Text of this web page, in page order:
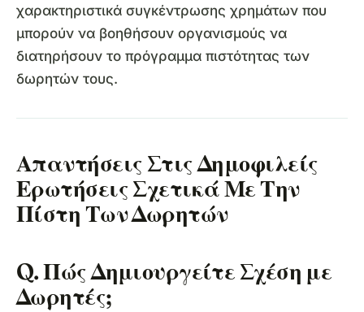
χαρακτηριστικά συγκέντρωσης χρημάτων που
μπορούν να βοηθήσουν οργανισμούς να
διατηρήσουν το πρόγραμμα πιστότητας των
δωρητών τους.
Απαντήσεις Στις Δημοφιλείς
Ερωτήσεις Σχετικά Με Την
Πίστη Των Δωρητών
Q. Πώς Δημιουργείτε Σχέση με
Δωρητές;